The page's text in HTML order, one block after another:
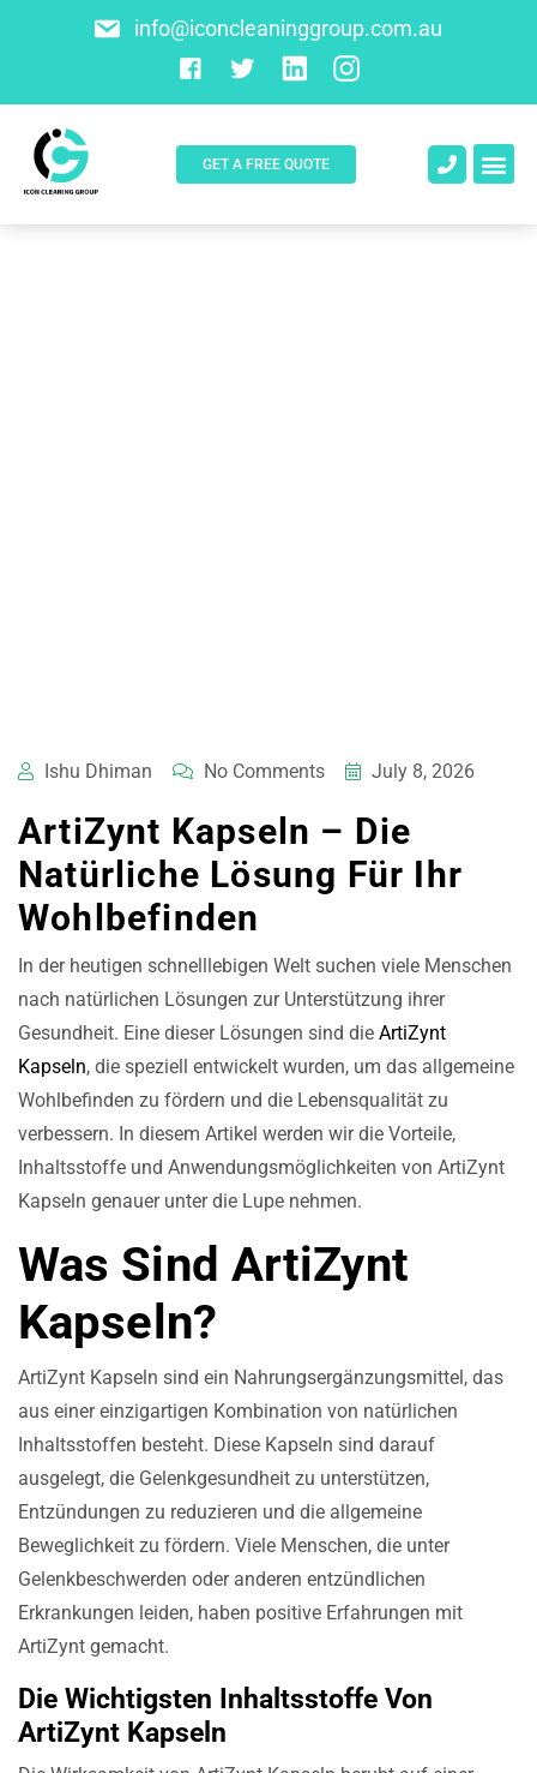
info@iconcleaninggroup.com.au
GET A FREE QUOTE
Ishu Dhiman No Comments July 8, 2026
ArtiZynt Kapseln – Die
Natürliche Lösung Für Ihr
Wohlbefinden
In der heutigen schnelllebigen Welt suchen viele Menschen
nach natürlichen Lösungen zur Unterstützung ihrer
Gesundheit. Eine dieser Lösungen sind die ArtiZynt
Kapseln, die speziell entwickelt wurden, um das allgemeine
Wohlbefinden zu fördern und die Lebensqualität zu
verbessern. In diesem Artikel werden wir die Vorteile,
Inhaltsstoffe und Anwendungsmöglichkeiten von ArtiZynt
Kapseln genauer unter die Lupe nehmen.
Was Sind ArtiZynt
Kapseln?
ArtiZynt Kapseln sind ein Nahrungsergänzungsmittel, das
aus einer einzigartigen Kombination von natürlichen
Inhaltsstoffen besteht. Diese Kapseln sind darauf
ausgelegt, die Gelenkgesundheit zu unterstützen,
Entzündungen zu reduzieren und die allgemeine
Beweglichkeit zu fördern. Viele Menschen, die unter
Gelenkbeschwerden oder anderen entzündlichen
Erkrankungen leiden, haben positive Erfahrungen mit
ArtiZynt gemacht.
Die Wichtigsten Inhaltsstoffe Von
ArtiZynt Kapseln